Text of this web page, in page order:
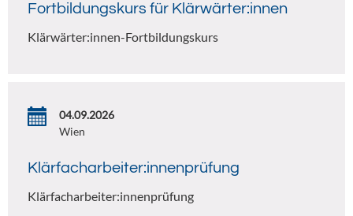
Fortbildungskurs für Klärwärter:innen
Klärwärter:innen-Fortbildungskurs
04.09.2026
Wien
Klärfacharbeiter:innenprüfung
Klärfacharbeiter:innenprüfung